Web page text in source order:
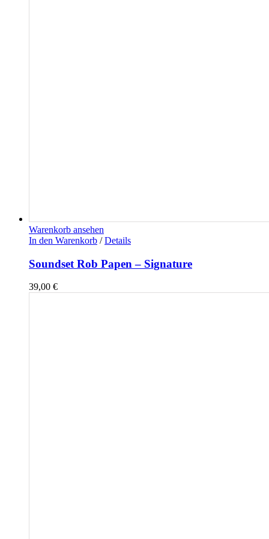
Warenkorb ansehen
In den Warenkorb / Details
Soundset Rob Papen – Signature
39,00 €